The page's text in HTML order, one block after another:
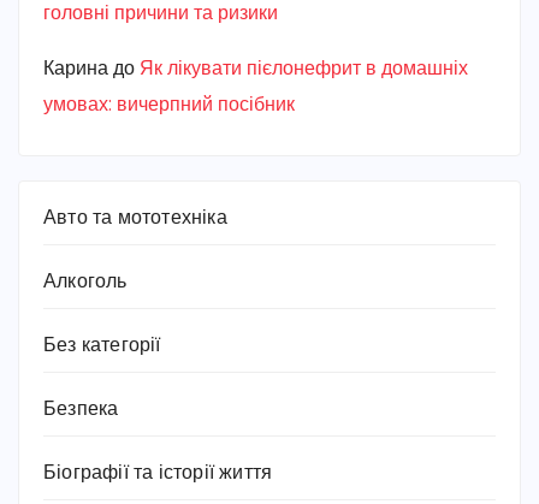
головні причини та ризики
Карина до Як лікувати пієлонефрит в домашніх
умовах: вичерпний посібник
Авто та мототехніка
Алкоголь
Без категорії
Безпека
Біографії та історії життя